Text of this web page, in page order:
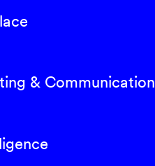
& Communication